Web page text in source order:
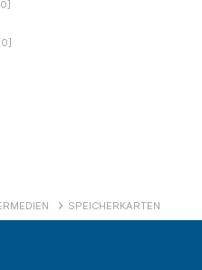
[0]
SPEICHERKARTEN